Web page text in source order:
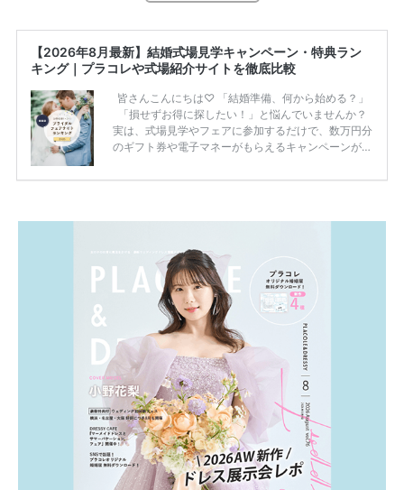
【2026年8月最新】結婚式場見学キャンペーン・特典ラン
キング｜プラコレや式場紹介サイトを徹底比較
皆さんこんにちは♡ 「結婚準備、何から始める？」
「損せずお得に探したい！」と悩んでいませんか？
実は、式場見学やフェアに参加するだけで、数万円分
のギフト券や電子マネーがもらえるキャンペーンがあ
ため、比較せずに選ぶと損をしてしまうことも……。
一番お得？」「プラコレの特典は？」といった疑問も
解決します。 まずは診断で候補を絞れる「ウェディ
ング診断」か、体験型 […]続きを読む